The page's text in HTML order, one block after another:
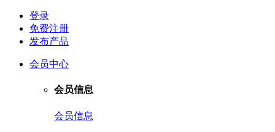
登录
免费注册
发布产品
会员中心
会员信息
会员信息